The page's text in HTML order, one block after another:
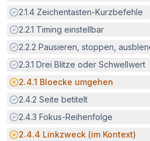
Erfüllt:
2.1.4 Zeichentasten-Kurzbefehle
Erfüllt:
2.2.1 Timing einstellbar
Erfüllt:
2.2.2 Pausieren, stoppen,
Erfüllt:
2.3.1 Drei Blitze oder Schwellwert
Potenzielle Barriere:
2.4.1 Bloecke umgehen
Erfüllt:
2.4.2 Seite betitelt
Erfüllt:
2.4.3 Fokus-Reihenfolge
Potenzielle Barriere:
2.4.4 Linkzweck (im Kontext)